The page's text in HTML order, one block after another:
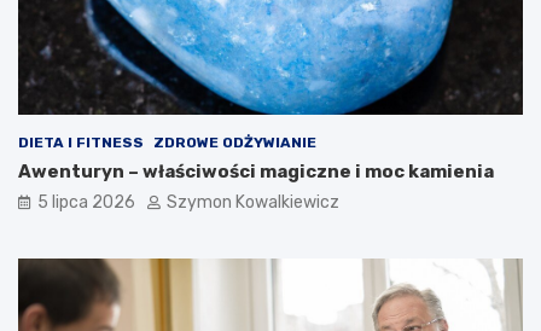
DIETA I FITNESS ZDROWE ODŻYWIANIE
Awenturyn – właściwości magiczne i moc kamienia
5 lipca 2026 Szymon Kowalkiewicz